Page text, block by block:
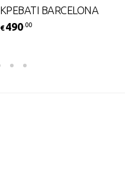
ΚΡΕΒΑΤΙ BARCELONA
€ 490 .00